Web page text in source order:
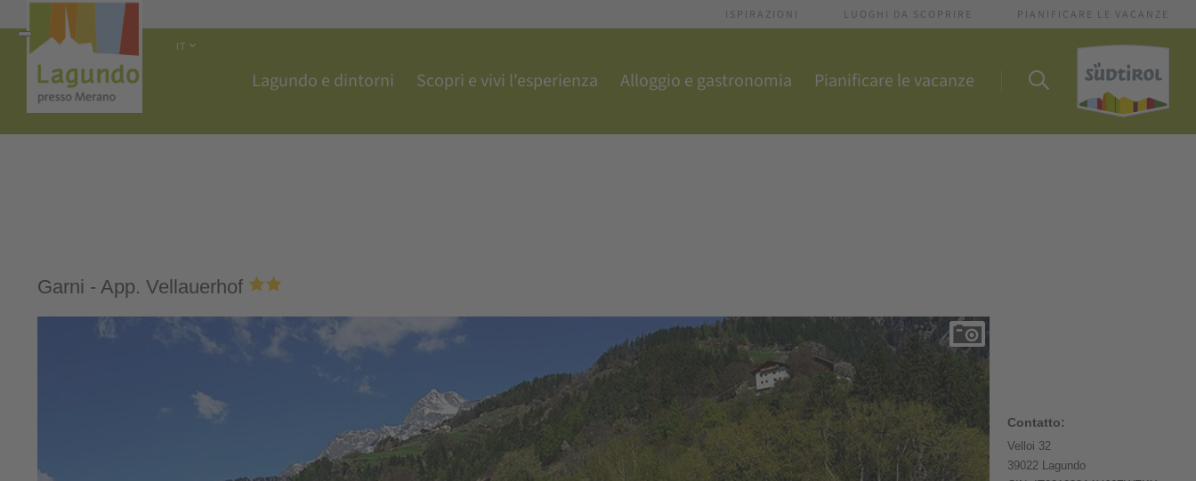
ISPIRAZIONI LUOGHI DA SCOPRIRE PIANIFICARE LE VACANZE
IT
Lagundo e dintorni Scopri e vivi l'esperienza Alloggio e gastronomia Pianificare le vacanze
Garni - App. Vellauerhof
Contatto:
Velloi 32
39022 Lagundo